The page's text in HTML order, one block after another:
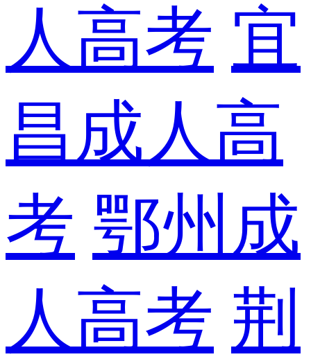
人高考 宜
昌成人高
考 鄂州成
人高考 荆